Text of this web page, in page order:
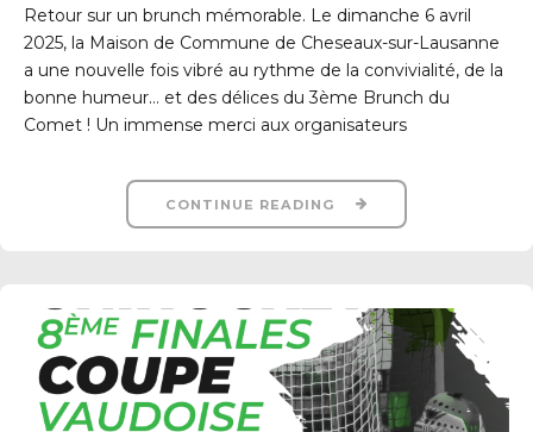
Retour sur un brunch mémorable. Le dimanche 6 avril
2025, la Maison de Commune de Cheseaux-sur-Lausanne
a une nouvelle fois vibré au rythme de la convivialité, de la
bonne humeur… et des délices du 3ème Brunch du
Comet ! Un immense merci aux organisateurs
CONTINUE READING